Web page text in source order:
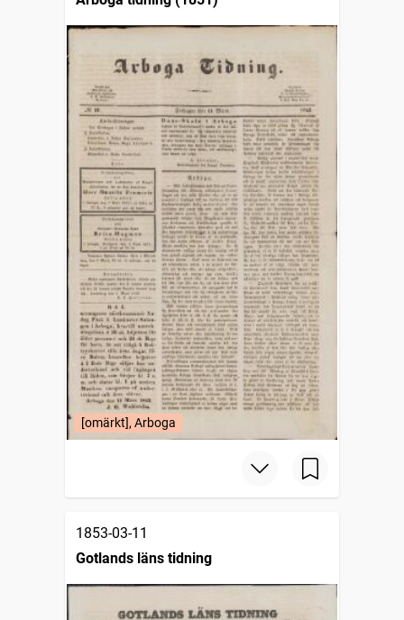
[omärkt], Arboga
1853-03-11
Gotlands läns tidning